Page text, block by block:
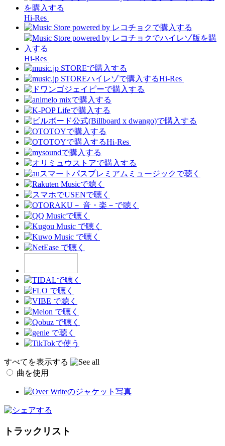
Hi-Res
Hi-Res
Hi-Res
Hi-Res
すべてを表示する
曲を使用
トラックリスト